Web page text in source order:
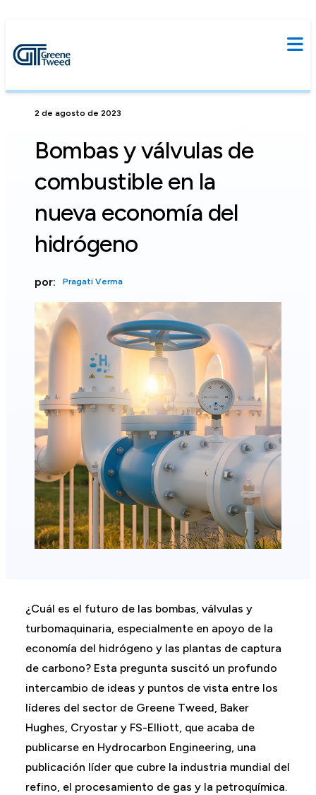
2 de agosto de 2023
Bombas y válvulas de
combustible en la
nueva economía del
hidrógeno
por: Pragati Verma
¿Cuál es el futuro de las bombas, válvulas y
turbomaquinaria, especialmente en apoyo de la
economía del hidrógeno y las plantas de captura
de carbono? Esta pregunta suscitó un profundo
intercambio de ideas y puntos de vista entre los
líderes del sector de Greene Tweed, Baker
Hughes, Cryostar y FS-Elliott, que acaba de
publicarse en Hydrocarbon Engineering, una
publicación líder que cubre la industria mundial del
refino, el procesamiento de gas y la petroquímica.